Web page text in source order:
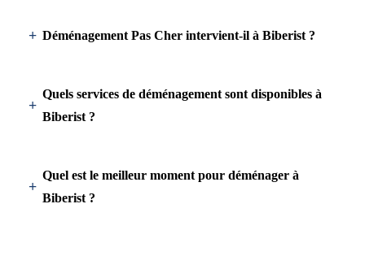
Déménagement Pas Cher intervient-il à Biberist ?
Quels services de déménagement sont disponibles à
Biberist ?
Quel est le meilleur moment pour déménager à
Biberist ?